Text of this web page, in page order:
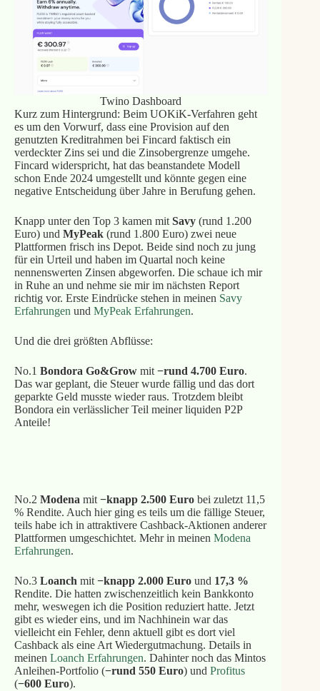
Twino Dashboard
Kurz zum Hintergrund: Beim UOKiK-Verfahren geht
es um den Vorwurf, dass eine Provision auf den
genutzten Kreditrahmen bei Fincard faktisch ein
verdeckter Zins sei und die Zinsobergrenze umgehe.
Fincard widerspricht, hat das beanstandete Modell
schon Ende 2024 umgestellt und könnte gegen eine
negative Entscheidung über Jahre in Berufung gehen.
Knapp unter den Top 3 kamen mit Savy(rund 1.200
Euro) und MyPeak(rund 1.800 Euro) zwei neue
Plattformen frisch ins Depot. Beide sind noch zu jung
für ein Urteil und haben im Quartal noch keine
nennenswerten Zinsen abgeworfen. Die schaue ich mir
in Ruhe an und nehme sie mir im nächsten Report
richtig vor. Erste Eindrücke stehen in meinen Savy
Erfahrungen und MyPeak Erfahrungen.
Und die drei größten Abflüsse:
No.1 Bondora Go&Growmit −rund 4.700 Euro.
Das war geplant, die Steuer wurde fällig und das dort
geparkte Geld musste wieder raus. Trotzdem bleibt
Bondora ein verlässlicher Teil meiner liquiden P2P
Anteile!
No.2 Modena mit −knapp 2.500 Eurobei zuletzt 11,5
% Rendite. Auch hier ging es teils um die fällige Steuer,
teils habe ich in attraktivere Cashback-Aktionen anderer
Plattformen umgeschichtet. Mehr in meinen Modena
Erfahrungen.
No.3 Loanch mit −knapp 2.000 Euround 17,3 %
Rendite. Die hatten zwischenzeitlich kein Bankkonto
mehr, weswegen ich die Position reduziert hatte. Jetzt
gibt es wieder eins, und im Nachhinein war das
vielleicht ein Fehler, denn aktuell gibt es dort viel
Cashback als eine Art Wiedergutmachung. Details in
meinen Loanch Erfahrungen. Dahinter noch das Mintos
Anleihen-Portfolio (−rund 550 Euro) und Profitus
(−600 Euro).